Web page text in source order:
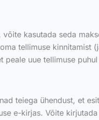
kasutada seda
tellimuse
uue tellimuse
teiega ühendust, et
e-kirjas. Võite